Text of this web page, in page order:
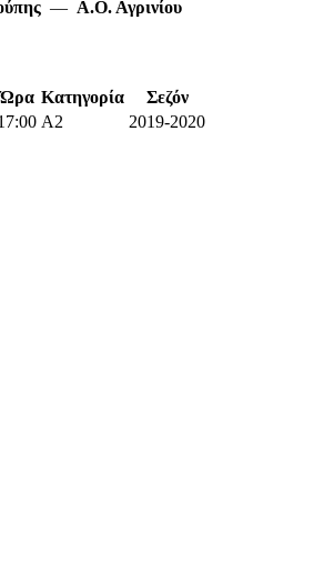
— Α.Ο. Αγρινίου
Ώρα Κατηγορία
Σεζόν
A2 2019-2020